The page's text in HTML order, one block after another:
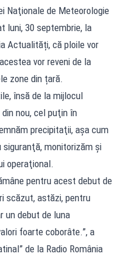
Naţionale de Meteorologie
luni, 30 septembrie, la
Actualități, că ploile vor
vor reveni de la
zone din țară.
însă de la mijlocul
nou, cel puţin în
precipitaţii, aşa cum
monitorizăm şi
operaţional.
pentru acest debut de
scăzut, astăzi, pentru
un debut de luna
foarte coborâte.”, a
de la Radio România